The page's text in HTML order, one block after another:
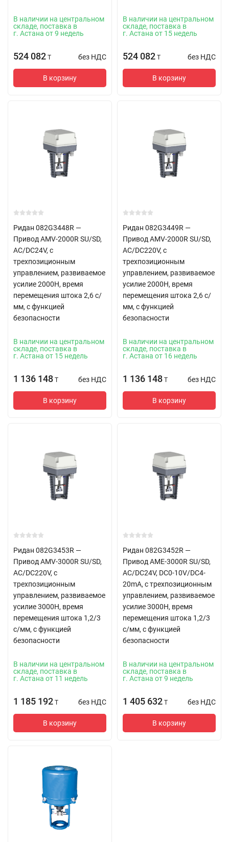
В наличии на центральном
складе, поставка в
г. Астана от 9 недель
524 082 T без НДС
В корзину
В наличии на центральном
складе, поставка в
г. Астана от 15 недель
524 082 T без НДС
В корзину
Ридан 082G3448R —
Привод AMV-2000R SU/SD,
AC/DC24V, с
трехпозиционным
управлением, развиваемое
усилие 2000Н, время
перемещения штока 2,6 с/
мм, с функцией
безопасности
В наличии на центральном
складе, поставка в
г. Астана от 15 недель
1 136 148 T без НДС
В корзину
Ридан 082G3449R —
Привод AMV-2000R SU/SD,
AC/DC220V, с
трехпозиционным
управлением, развиваемое
усилие 2000Н, время
перемещения штока 2,6 с/
мм, с функцией
безопасности
В наличии на центральном
складе, поставка в
г. Астана от 16 недель
1 136 148 T без НДС
В корзину
Ридан 082G3453R —
Привод AMV-3000R SU/SD,
AC/DC220V, с
трехпозиционным
управлением, развиваемое
усилие 3000Н, время
перемещения штока 1,2/3
с/мм, с функцией
безопасности
В наличии на центральном
складе, поставка в
г. Астана от 11 недель
1 185 192 T без НДС
В корзину
Ридан 082G3452R —
Привод AME-3000R SU/SD,
AC/DC24V, DC0-10V/DC4-
20mA, с трехпозиционным
управлением, развиваемое
усилие 3000Н, время
перемещения штока 1,2/3
с/мм, с функцией
безопасности
В наличии на центральном
складе, поставка в
г. Астана от 9 недель
1 405 632 T без НДС
В корзину